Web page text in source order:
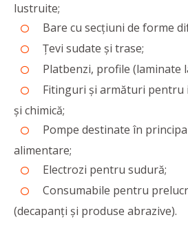
lustruite;
Bare cu secțiuni de forme
Ţevi sudate și trase;
Platbenzi, profile (laminate
Fitinguri și armături pentru
și chimică;
Pompe destinate în
alimentare;
Electrozi pentru sudură;
Consumabile pentru
(decapanți și produse abrazive).